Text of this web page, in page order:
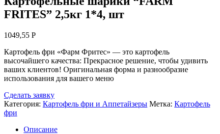
FRITES” 2,5кг 1*4, шт
1049,55 Р
Картофель фри «Фарм Фритес» — это картофель
высочайшего качества: Прекрасное решение, чтобы удивить
ваших клиентов! Оригинальная форма и разнообразие
использования для вашего меню
Сделать заявку
Категория: Картофель фри и Аппетайзеры Метка: Картофель
фри
Описание